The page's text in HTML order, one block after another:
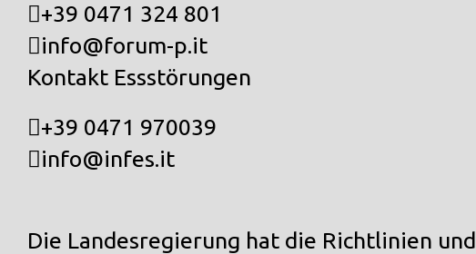
+39 0471 324 801
info@forum-p.it
Kontakt Essstörungen
+39 0471 970039
info@infes.it
Die Landesregierung hat die Richtlinien